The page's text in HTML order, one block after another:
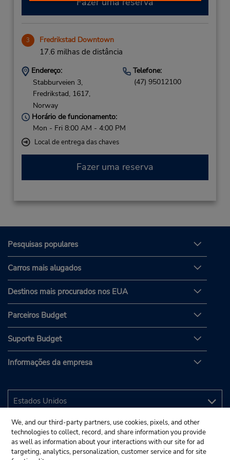
3 Fredrikstad Downtown
17.6 milhas de distância
Endereço:
Stabburveien 3,
Fredrikstad, 1617,
Norway
Telefone:
(47) 95012100
Horário de funcionamento:
Mon - Fri 8:00 AM - 4:00 PM
Local de entrega das chaves
Fazer uma reserva
Pesquisas populares
Carros mais alugados
Destinos mais procurados nos EUA
Parceiros Budget
Suporte Budget
Informações da empresa
We, and our third-party partners, use cookies, pixels, and other
technologies to collect, record, and share information you provide
as well as information about your interactions with our site for ad
targeting, analytics, personalization, customer service and for site